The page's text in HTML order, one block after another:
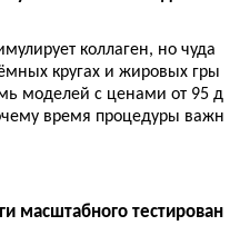
коллаген, но чуда
кругах и жировых гры
моделей с ценами от 95 д
время процедуры важн
масштабного тестирован